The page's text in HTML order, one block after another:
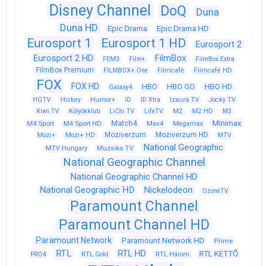
Disney Channel DoQ
Duna
Duna HD
Epic Drama Epic Drama HD
Eurosport 1 Eurosport 1 HD
Eurosport 2
Eurosport 2 HD
FEM3 Film+ FilmBox FilmBox Extra
FilmBox Premium FILMBOX+ One Filmcafé Filmcafé HD
FOX FOX HD Galaxy4 HBO HBO GO HBO HD
HGTV History Humor+ ID ID Xtra Izaura TV
Jocky TV
Kiwi TV
Kölyökklub LiChi TV LifeTV M2 M2 HD M3
M4 Sport M4 Sport HD Match4 Max4 Megamax Minimax
Mozi+ Mozi+ HD Moziverzum Moziverzum HD
MTV
MTV Hungary
Muzsika TV National Geographic
National Geographic Channel
National Geographic Channel HD
National Geographic HD
Nickelodeon OzoneTV
Paramount Channel
Paramount Channel HD
Paramount Network Paramount Network HD Prime
PRO4 RTL RTL Gold RTL HD RTL Három RTL KETTŐ